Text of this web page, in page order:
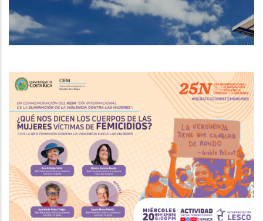
NAVEGACIÓN